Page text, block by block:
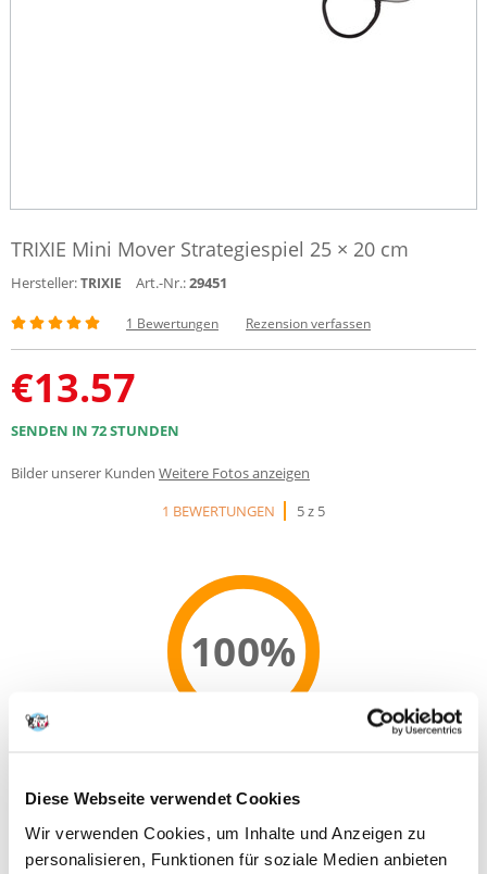
Diese Webseite verwendet Cookies
Wir verwenden Cookies, um Inhalte und Anzeigen zu
personalisieren, Funktionen für soziale Medien anbieten
TRIXIE Mini Mover Strategiespiel 25 × 20 cm
Hersteller:TRIXIE Art.-Nr.:29451
1 Bewertungen Rezension verfassen
€13.57
SENDEN IN 72 STUNDEN
Bilder unserer Kunden Weitere Fotos anzeigen
1 BEWERTUNGEN
5 z 5
100%
Recommend
Produktbeschreibung